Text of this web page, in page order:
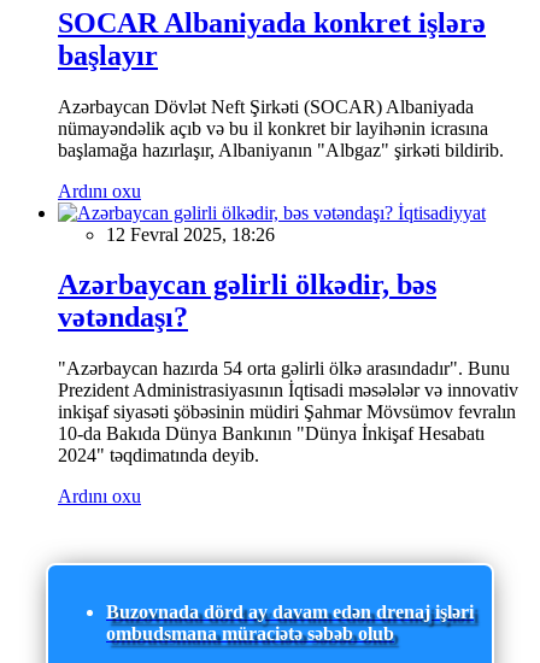
SOCAR Albaniyada konkret işlərə
başlayır
Azərbaycan Dövlət Neft Şirkəti (SOCAR) Albaniyada
nümayəndəlik açıb və bu il konkret bir layihənin icrasına
başlamağa hazırlaşır, Albaniyanın "Albgaz" şirkəti bildirib.
Ardını oxu
İqtisadiyyat
12 Fevral 2025, 18:26
Azərbaycan gəlirli ölkədir, bəs
vətəndaşı?
"Azərbaycan hazırda 54 orta gəlirli ölkə arasındadır". Bunu
Prezident Administrasiyasının İqtisadi məsələlər və innovativ
inkişaf siyasəti şöbəsinin müdiri Şahmar Mövsümov fevralın
10-da Bakıda Dünya Bankının "Dünya İnkişaf Hesabatı
2024" təqdimatında deyib.
Ardını oxu
Buzovnada dörd ay davam edən drenaj işləri
ombudsmana müraciətə səbəb olub